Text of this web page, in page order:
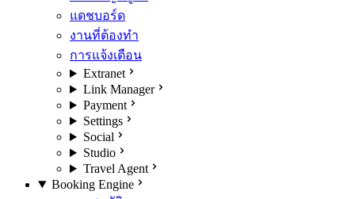
แดชบอร์ด
งานที่ต้องทำ
การแจ้งเตือน
Extranet
Link Manager
Payment
Settings
Social
Studio
Travel Agent
Booking Engine